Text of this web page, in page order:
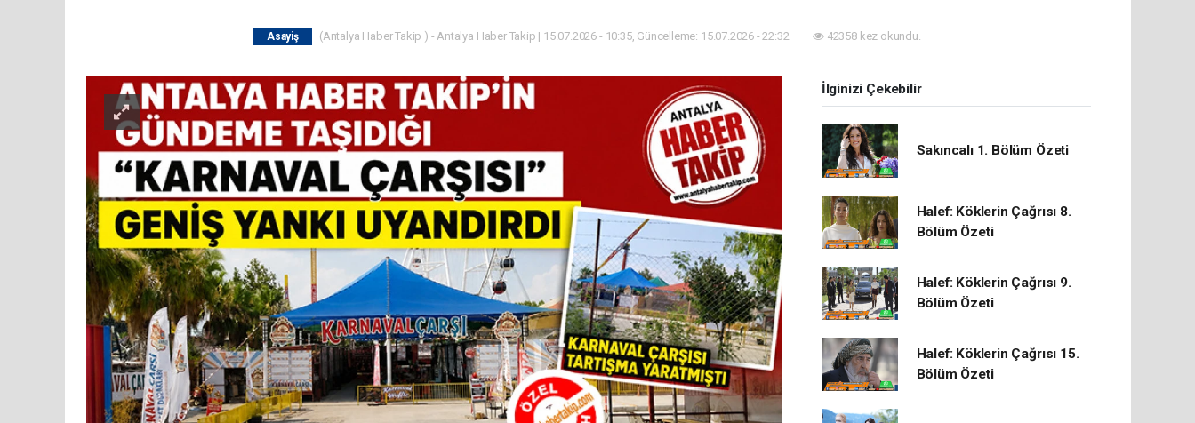
Asayiş (Antalya Haber Takip ) - Antalya Haber Takip | 15.07.2026 - 10:35, Güncelleme: 15.07.2026 - 22:32 42358 kez okundu.
İlginizi Çekebilir
Sakıncalı 1. Bölüm Özeti
Halef: Köklerin Çağrısı 8.
Bölüm Özeti
Halef: Köklerin Çağrısı 9.
Bölüm Özeti
Halef: Köklerin Çağrısı 15.
Bölüm Özeti